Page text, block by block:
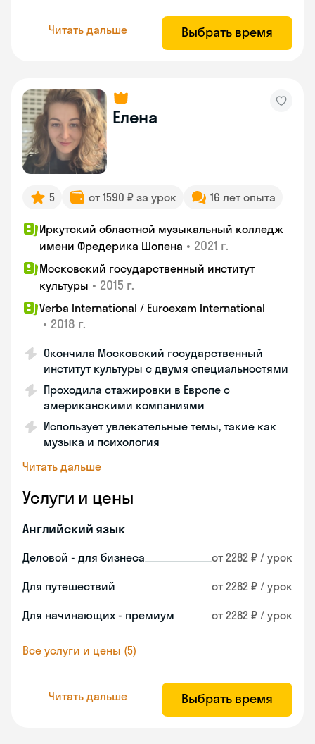
Читать дальше Выбрать время
Елена
5 от 1590 ₽ за урок 16 лет опыта
Иркутский областной музыкальный колледж
имени Фредерика Шопена • 2021 г.
Московский государственный институт
культуры • 2015 г.
Verba International / Euroexam International
• 2018 г.
Окончила Московский государственный
институт культуры с двумя специальностями
Проходила стажировки в Европе с
американскими компаниями
Использует увлекательные темы, такие как
музыка и психология
Читать дальше
Услуги и цены
Английский язык
Деловой - для бизнеса от 2282 ₽ / урок
Для путешествий от 2282 ₽ / урок
Для начинающих - премиум от 2282 ₽ / урок
Все услуги и цены (5)
Читать дальше Выбрать время